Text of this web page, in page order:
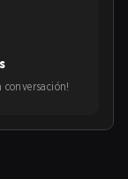
conversación!